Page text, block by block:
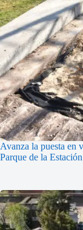
Avanza la puesta en
Parque de la Estación